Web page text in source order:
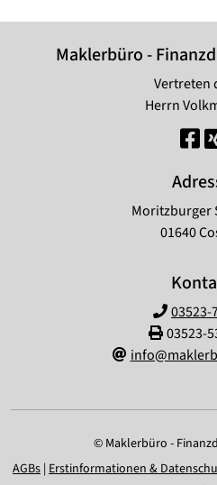
Maklerbüro -
Vertreten
Herrn
Moritzburger
01640
03523-
03523-
© Maklerbüro -
AGBs | Erstinformationen &